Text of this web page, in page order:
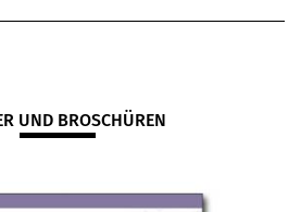
UND BROSCHÜREN